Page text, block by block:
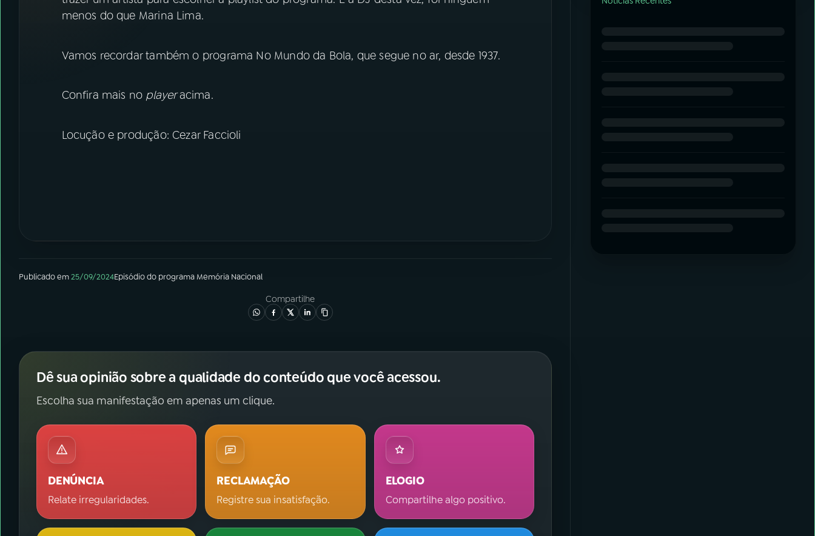
YouTube Facebook
menos do que Marina Lima.
Vamos recordar também o programa No Mundo da Bola, que segue no ar, desde 1937.
Confira mais no playeracima.
Locução e produção: Cezar Faccioli
Publicado em25/09/2024Episódiodo programa Memória Nacional
Compartilhe
Dê sua opinião sobre a qualidade do conteúdo que você acessou.
Escolha sua manifestação em apenas um clique.
DENÚNCIA
Relate irregularidades.
RECLAMAÇÃO
Registre sua insatisfação.
ELOGIO
Compartilhe algo positivo.